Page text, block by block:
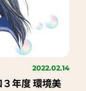
2022.02.14
３年度 環境美